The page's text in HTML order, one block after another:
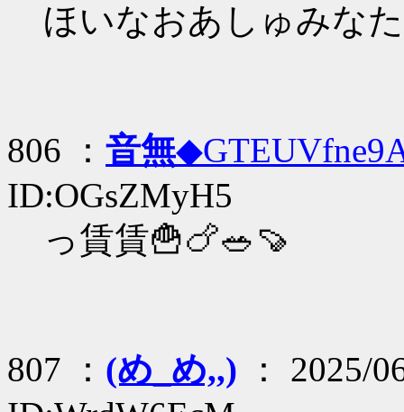
ほいなおあしゅみな
806 ： 音無
ID:OGsZMyH5
っ賃賃🍟🍗🥗🍠
807 ： (め_め,,) ： 2025/